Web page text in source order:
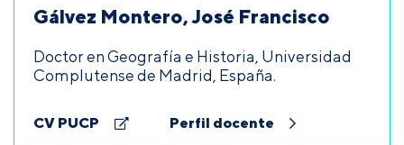
Gálvez Montero, José Francisco
Doctor en Geografía e Historia, Universidad
Complutense de Madrid, España.
CV PUCP Perfil docente